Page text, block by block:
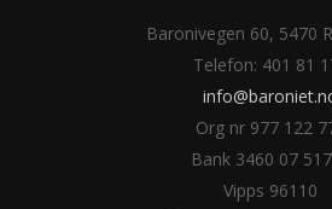
Baronivegen 60, 5470
Telefon: 401 81
Org nr 977 122
Bank 3460 07
Vipps 96110